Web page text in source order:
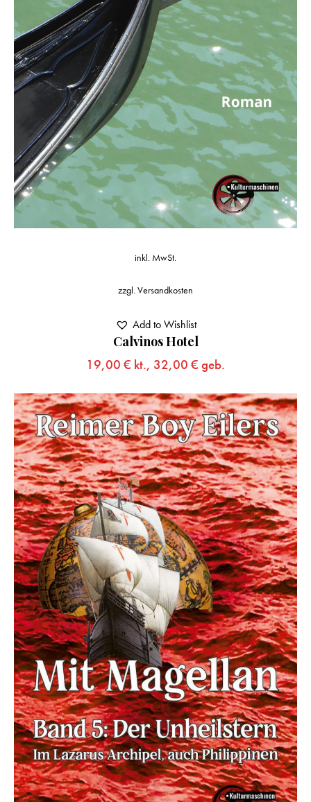
Calvinos Hotel
19,00 € kt., 32,00 € geb.
inkl. MwSt.
zzgl.Versandkosten
Add to Wishlist